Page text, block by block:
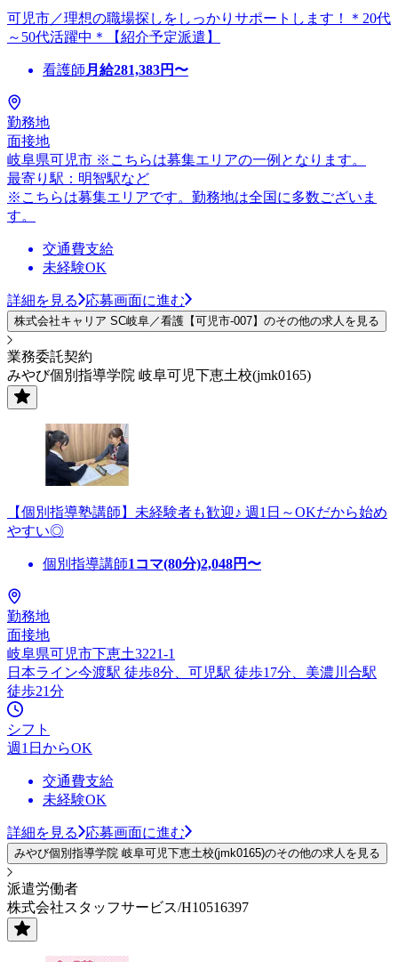
可児市／理想の職場探しをしっかりサポートします！＊20代
～50代活躍中＊【紹介予定派遣】
看護師 月給281,383円〜
勤務地
面接地
岐阜県可児市 ※こちらは募集エリアの一例となります。
最寄り駅：明智駅など
※こちらは募集エリアです。勤務地は全国に多数ございま
す。
交通費支給
未経験OK
詳細を見る 応募画面に進む
株式会社キャリア SC岐阜／看護【可児市-007】のその他の求人を見る
業務委託契約
みやび個別指導学院 岐阜可児下恵土校(jmk0165)
【個別指導塾講師】未経験者も歓迎♪ 週1日～OKだから始め
やすい◎
個別指導講師1コマ(80分)2,048円〜
勤務地
面接地
岐阜県可児市下恵土3221-1
日本ライン今渡駅 徒歩8分、可児駅 徒歩17分、美濃川合駅
徒歩21分
シフト
週1日からOK
交通費支給
未経験OK
詳細を見る 応募画面に進む
みやび個別指導学院 岐阜可児下恵土校(jmk0165)のその他の求人を見る
派遣労働者
株式会社スタッフサービス/H10516397